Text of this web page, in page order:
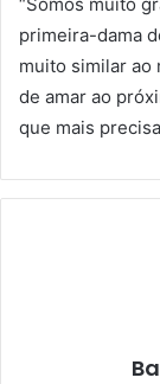
primeira-dama
muito similar ao
de amar ao
que mais